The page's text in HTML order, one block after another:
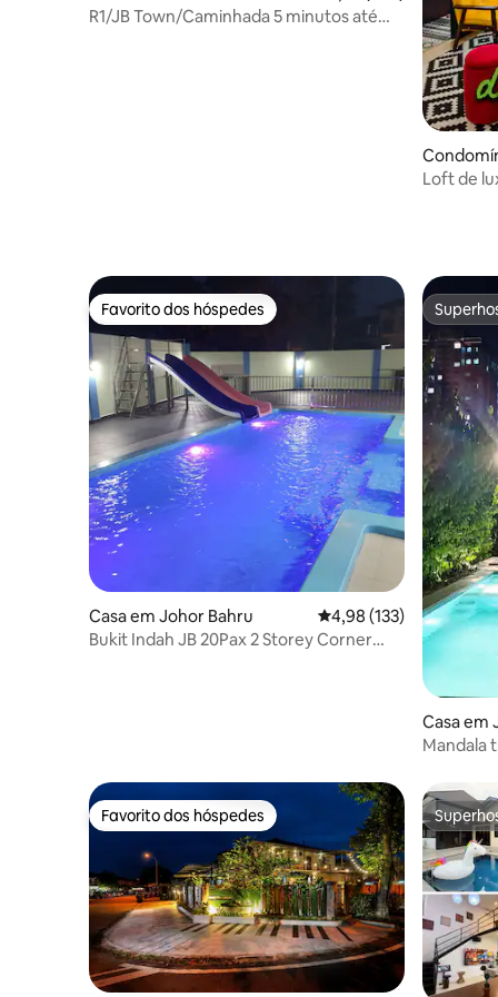
u
R1/JB Town/Caminhada 5 minutos até
teri
Loft de
Wi-Fi |
Favorito dos hóspedes
Favorito dos hóspedes
Casa em Johor Bahru Classificação média de
4,98 (133)
Bukit Indah JB 20Pax 2 Storey Corner
Casa em
Mandala
Favorito dos hóspedes
Favorito dos hóspedes